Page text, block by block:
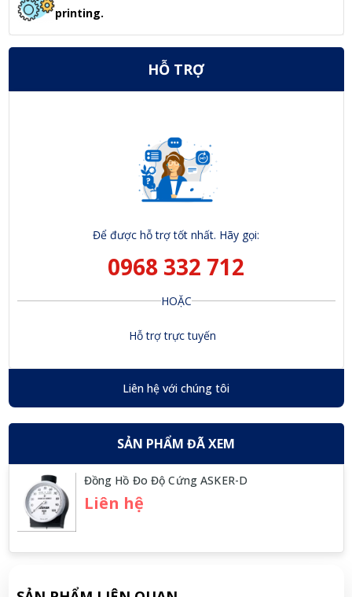
printing.
HỖ TRỢ
Để được hỗ trợ tốt nhất. Hãy gọi:
0968 332 712
HOẶC
Hỗ trợ trực tuyến
Liên hệ với chúng tôi
SẢN PHẨM ĐÃ XEM
Đồng Hồ Đo Độ Cứng ASKER-D
Liên hệ